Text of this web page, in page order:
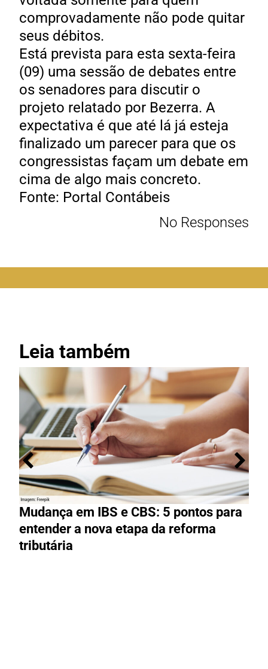
comprovadamente não pode quitar
seus débitos.
Está prevista para esta sexta-feira
(09) uma sessão de debates entre
os senadores para discutir o
projeto relatado por Bezerra. A
expectativa é que até lá já esteja
finalizado um parecer para que os
congressistas façam um debate em
cima de algo mais concreto.
Fonte: Portal Contábeis
No Responses
Leia também
Mudança em IBS e CBS: 5 pontos para
entender a nova etapa da reforma
tributária